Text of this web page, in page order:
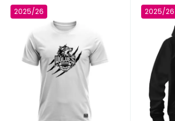
2025/26 2025/26